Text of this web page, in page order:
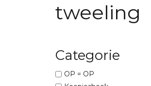
tweeling
Categorie
OP = OP